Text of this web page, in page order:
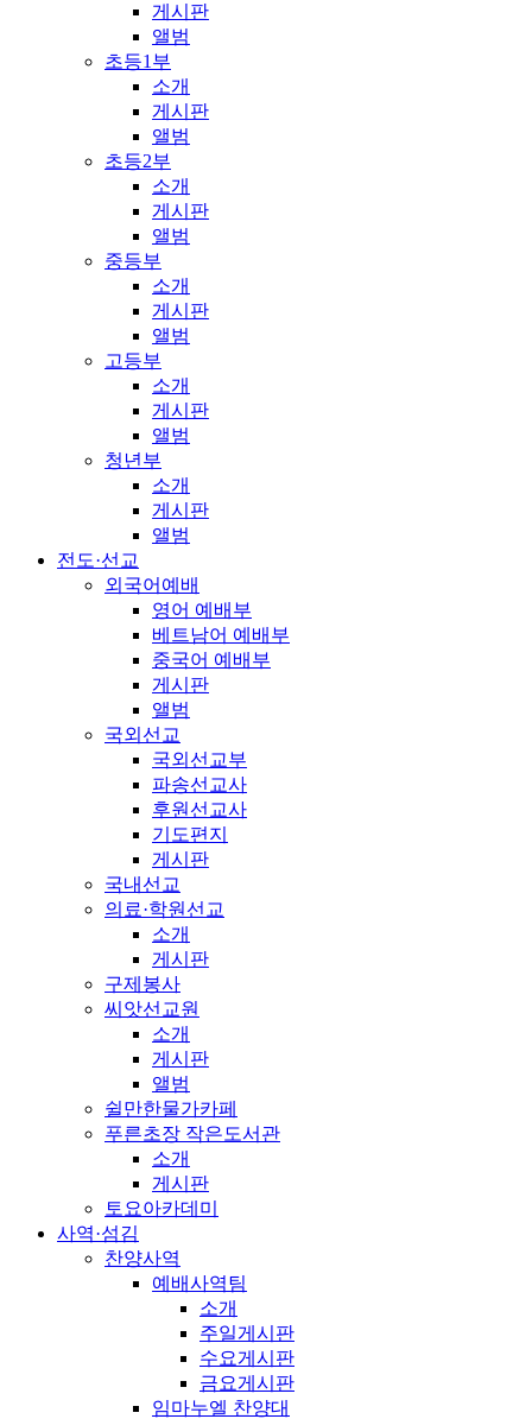
게시판
앨범
초등1부
소개
게시판
앨범
초등2부
소개
게시판
앨범
중등부
소개
게시판
앨범
고등부
소개
게시판
앨범
청년부
소개
게시판
앨범
전도·선교
외국어예배
영어 예배부
베트남어 예배부
중국어 예배부
게시판
앨범
국외선교
국외선교부
파송선교사
후원선교사
기도편지
게시판
국내선교
의료·학원선교
소개
게시판
구제봉사
씨앗선교원
소개
게시판
앨범
쉴만한물가카페
푸른초장 작은도서관
소개
게시판
토요아카데미
사역·섬김
찬양사역
예배사역팀
소개
주일게시판
수요게시판
금요게시판
임마누엘 찬양대